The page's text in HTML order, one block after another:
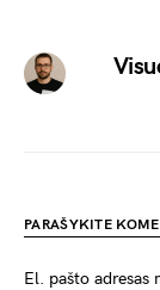
PARAŠYKITE
El. pašto adresas